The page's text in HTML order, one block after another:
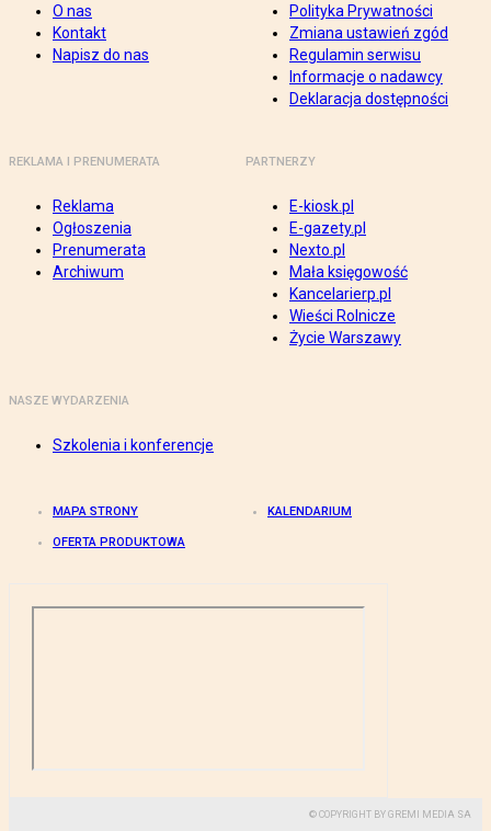
O nas
Kontakt
Napisz do nas
Polityka Prywatności
Zmiana ustawień zgód
Regulamin serwisu
Informacje o nadawcy
Deklaracja dostępności
REKLAMA I PRENUMERATA
Reklama
Ogłoszenia
Prenumerata
Archiwum
PARTNERZY
E-kiosk.pl
E-gazety.pl
Nexto.pl
Mała księgowość
Kancelarierp.pl
Wieści Rolnicze
Życie Warszawy
NASZE WYDARZENIA
Szkolenia i konferencje
MAPA STRONY KALENDARIUM
OFERTA PRODUKTOWA
© COPYRIGHT BY GREMI MEDIA SA